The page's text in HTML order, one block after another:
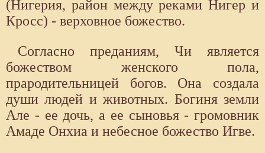
(Нигерия, район между реками Нигер и
Кросс) - верховное божество.
Согласно преданиям, Чи является
божеством женского пола,
прародительницей богов. Она создала
души людей и животных. Богиня земли
Але - ее дочь, а ее сыновья - громовник
Амаде Онхиа и небесное божество Игве.